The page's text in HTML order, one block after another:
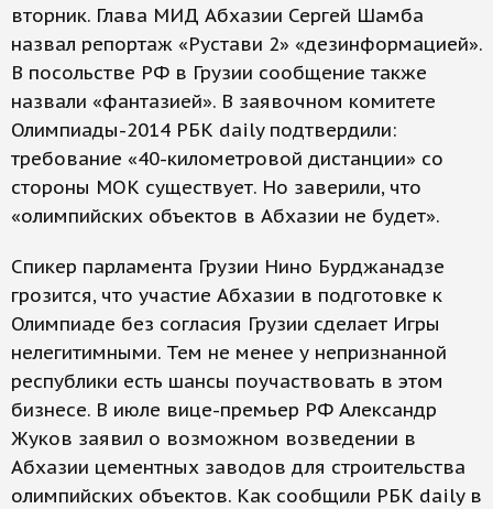
вторник. Глава МИД Абхазии Сергей Шамба
назвал репортаж «Рустави 2» «дезинформацией».
В посольстве РФ в Грузии сообщение также
назвали «фантазией». В заявочном комитете
Олимпиады-2014 РБК daily подтвердили:
требование «40-километровой дистанции» со
стороны МОК существует. Но заверили, что
«олимпийских объектов в Абхазии не будет».
Спикер парламента Грузии Нино Бурджанадзе
грозится, что участие Абхазии в подготовке к
Олимпиаде без согласия Грузии сделает Игры
нелегитимными. Тем не менее у непризнанной
республики есть шансы поучаствовать в этом
бизнесе. В июле вице-премьер РФ Александр
Жуков заявил о возможном возведении в
Абхазии цементных заводов для строительства
олимпийских объектов. Как сообщили РБК daily в